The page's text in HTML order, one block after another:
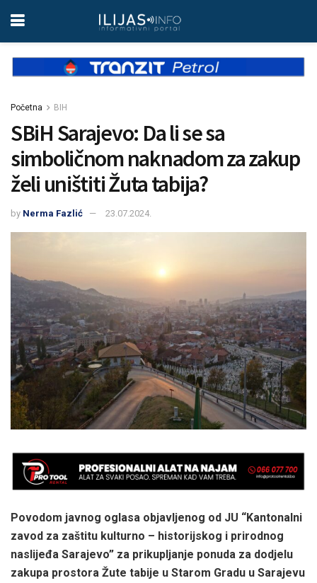
Početna BIH
SBiH Sarajevo: Da li se sa
simboličnom naknadom za zakup
želi uništiti Žuta tabija?
by Nerma Fazlić 23.07.2024.
Povodom javnog oglasa objavljenog od JU “Kantonalni
zavod za zaštitu kulturno – historijskog i prirodnog
naslijeđa Sarajevo” za prikupljanje ponuda za dodjelu
zakupa prostora Žute tabije u Starom Gradu u Sarajevu